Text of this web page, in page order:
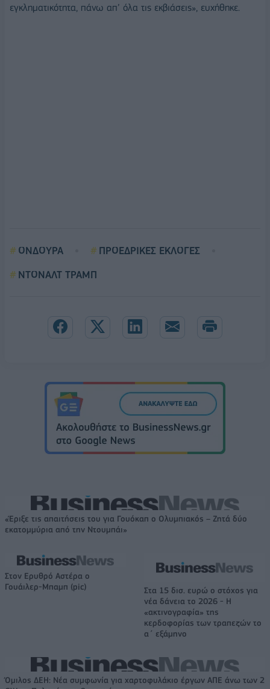
εγκληματικότητα, πάνω απ’ όλα τις εκβιάσεις», ευχήθηκε.
ΟΝΔΟΥΡΑ
ΠΡΟΕΔΡΙΚΕΣ ΕΚΛΟΓΕΣ
ΝΤΟΝΑΛΤ ΤΡΑΜΠ
«Έριξε τις απαιτήσεις του για Γουόκαπ ο Ολυμπιακός – Ζητά δύο
εκατομμύρια από την Ντουμπάι»
Στον Ερυθρό Αστέρα ο
Γουάιλερ-Μπαμπ (pic)
Στα 15 δισ. ευρώ ο στόχος για
νέα δάνεια το 2026 - Η
«ακτινογραφία» της
κερδοφορίας των τραπεζών το
α΄ εξάμηνο
Όμιλος ΔΕΗ: Νέα συμφωνία για χαρτοφυλάκιο έργων ΑΠΕ άνω των 2